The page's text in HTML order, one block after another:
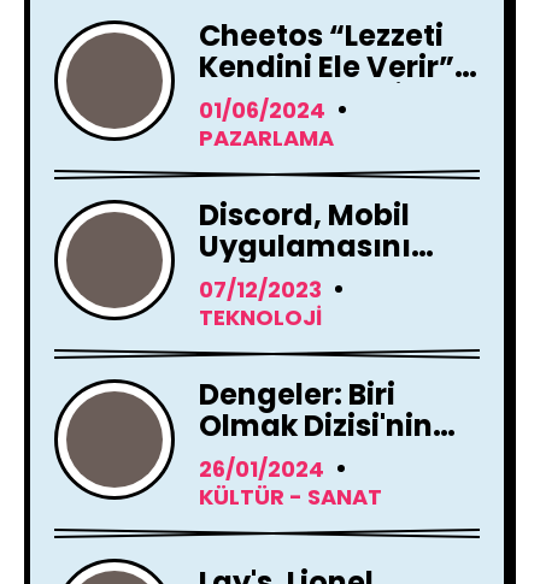
Cheetos “Lezzeti
Kendini Ele Verir”
Reklam Filmi İle
Yayında !
01/06/2024
PAZARLAMA
Discord, Mobil
Uygulamasını
Tamamen
Yenileme Kararı
07/12/2023
TEKNOLOJI
Dengeler: Biri
Olmak Dizisi'nin
Çekimleri Başladı !
26/01/2024
KÜLTÜR - SANAT